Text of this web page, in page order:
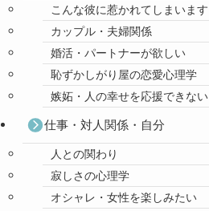
こんな彼に惹かれてしまいます
カップル・夫婦関係
婚活・パートナーが欲しい
恥ずかしがり屋の恋愛心理学
嫉妬・人の幸せを応援できない
仕事・対人関係・自分
人との関わり
寂しさの心理学
オシャレ・女性を楽しみたい